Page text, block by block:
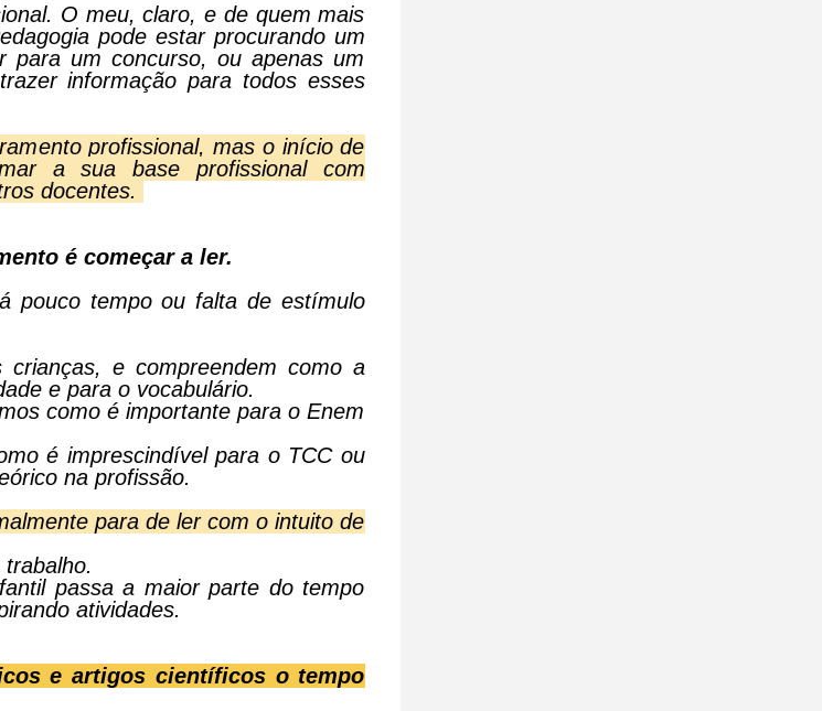
O meu, claro, e de quem mais
pode estar procurando um
para um concurso, ou apenas um
informação para todos esses
profissional, mas o início de
a sua base profissional com
docentes.
é começar a ler.
pouco tempo ou falta de estímulo
e compreendem como a
e para o vocabulário.
como é importante para o Enem
é imprescindível para o TCC ou
na profissão.
para de ler com o intuito de
passa a maior parte do tempo
atividades.
e artigos científicos o tempo